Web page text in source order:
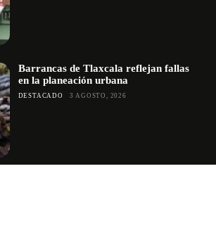
Barrancas de Tlaxcala reflejan fallas
en la planeación urbana
DESTACADO 3 AGOSTO, 2026